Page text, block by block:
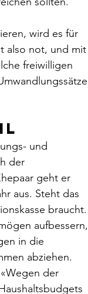
wird es für
also not, und mit
freiwilligen
und
der
geht er
aus. Steht das
braucht.
aufbessern,
in die
abziehen.
der